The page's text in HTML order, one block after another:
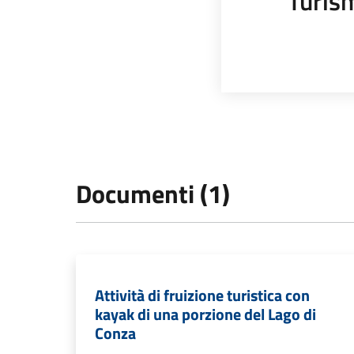
Documenti (1)
Attività di fruizione turistica con
kayak di una porzione del Lago di
Conza